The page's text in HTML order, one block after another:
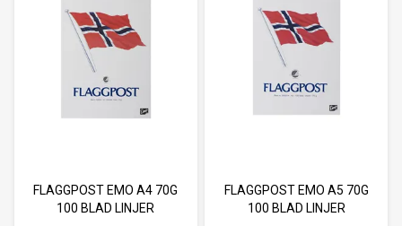
FLAGGPOST EMO A4 70G
100 BLAD LINJER
FLAGGPOST EMO A5 70G
100 BLAD LINJER